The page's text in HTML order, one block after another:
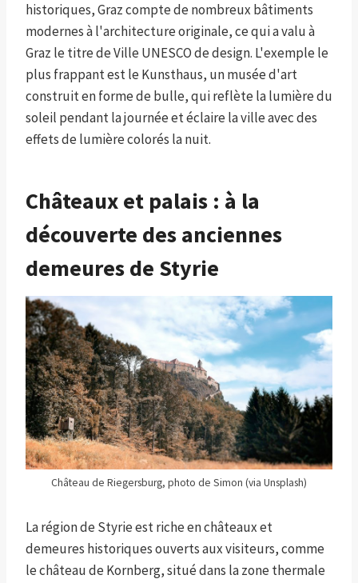
historiques, Graz compte de nombreux bâtiments
modernes à l'architecture originale, ce qui a valu à
Graz le titre de Ville UNESCO de design. L'exemple le
plus frappant est le Kunsthaus, un musée d'art
construit en forme de bulle, qui reflète la lumière du
soleil pendant la journée et éclaire la ville avec des
effets de lumière colorés la nuit.
Châteaux et palais : à la
découverte des anciennes
demeures de Styrie
Château de Riegersburg, photo de Simon (via Unsplash)
La région de Styrie est riche en châteaux et
demeures historiques ouverts aux visiteurs, comme
le château de Kornberg, situé dans la zone thermale